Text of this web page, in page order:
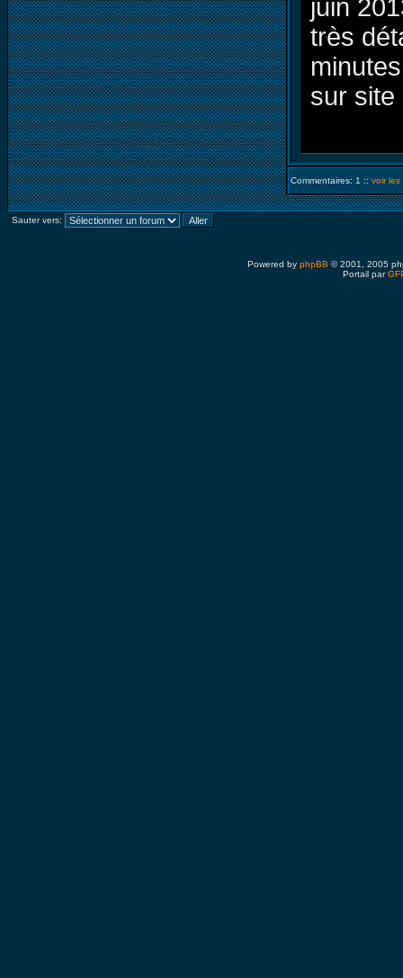
juin
très
sur site
Commentaires: 1 :: voir les
Sauter vers:
Powered by phpBB © 2001, 2005
Portail par